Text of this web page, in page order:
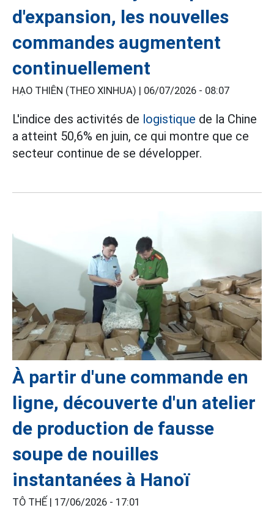
d'expansion, les nouvelles
commandes augmentent
continuellement
HẠO THIÊN (THEO XINHUA) | 06/07/2026 - 08:07
L'indice des activités de logistique de la Chine
a atteint 50,6% en juin, ce qui montre que ce
secteur continue de se développer.
À partir d'une commande en
ligne, découverte d'un atelier
de production de fausse
soupe de nouilles
instantanées à Hanoï
TÔ THẾ | 17/06/2026 - 17:01